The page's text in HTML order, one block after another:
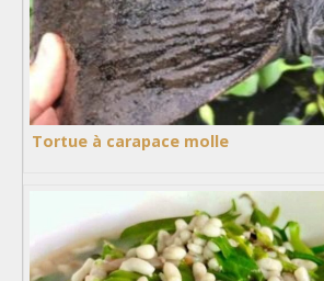
Tortue à carapace molle